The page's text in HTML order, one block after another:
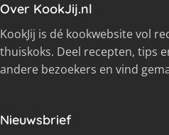
Over KookJij.nl
KookJij is dé kookwebsite vol
thuiskoks. Deel recepten, tips
andere bezoekers en vind
Nieuwsbrief